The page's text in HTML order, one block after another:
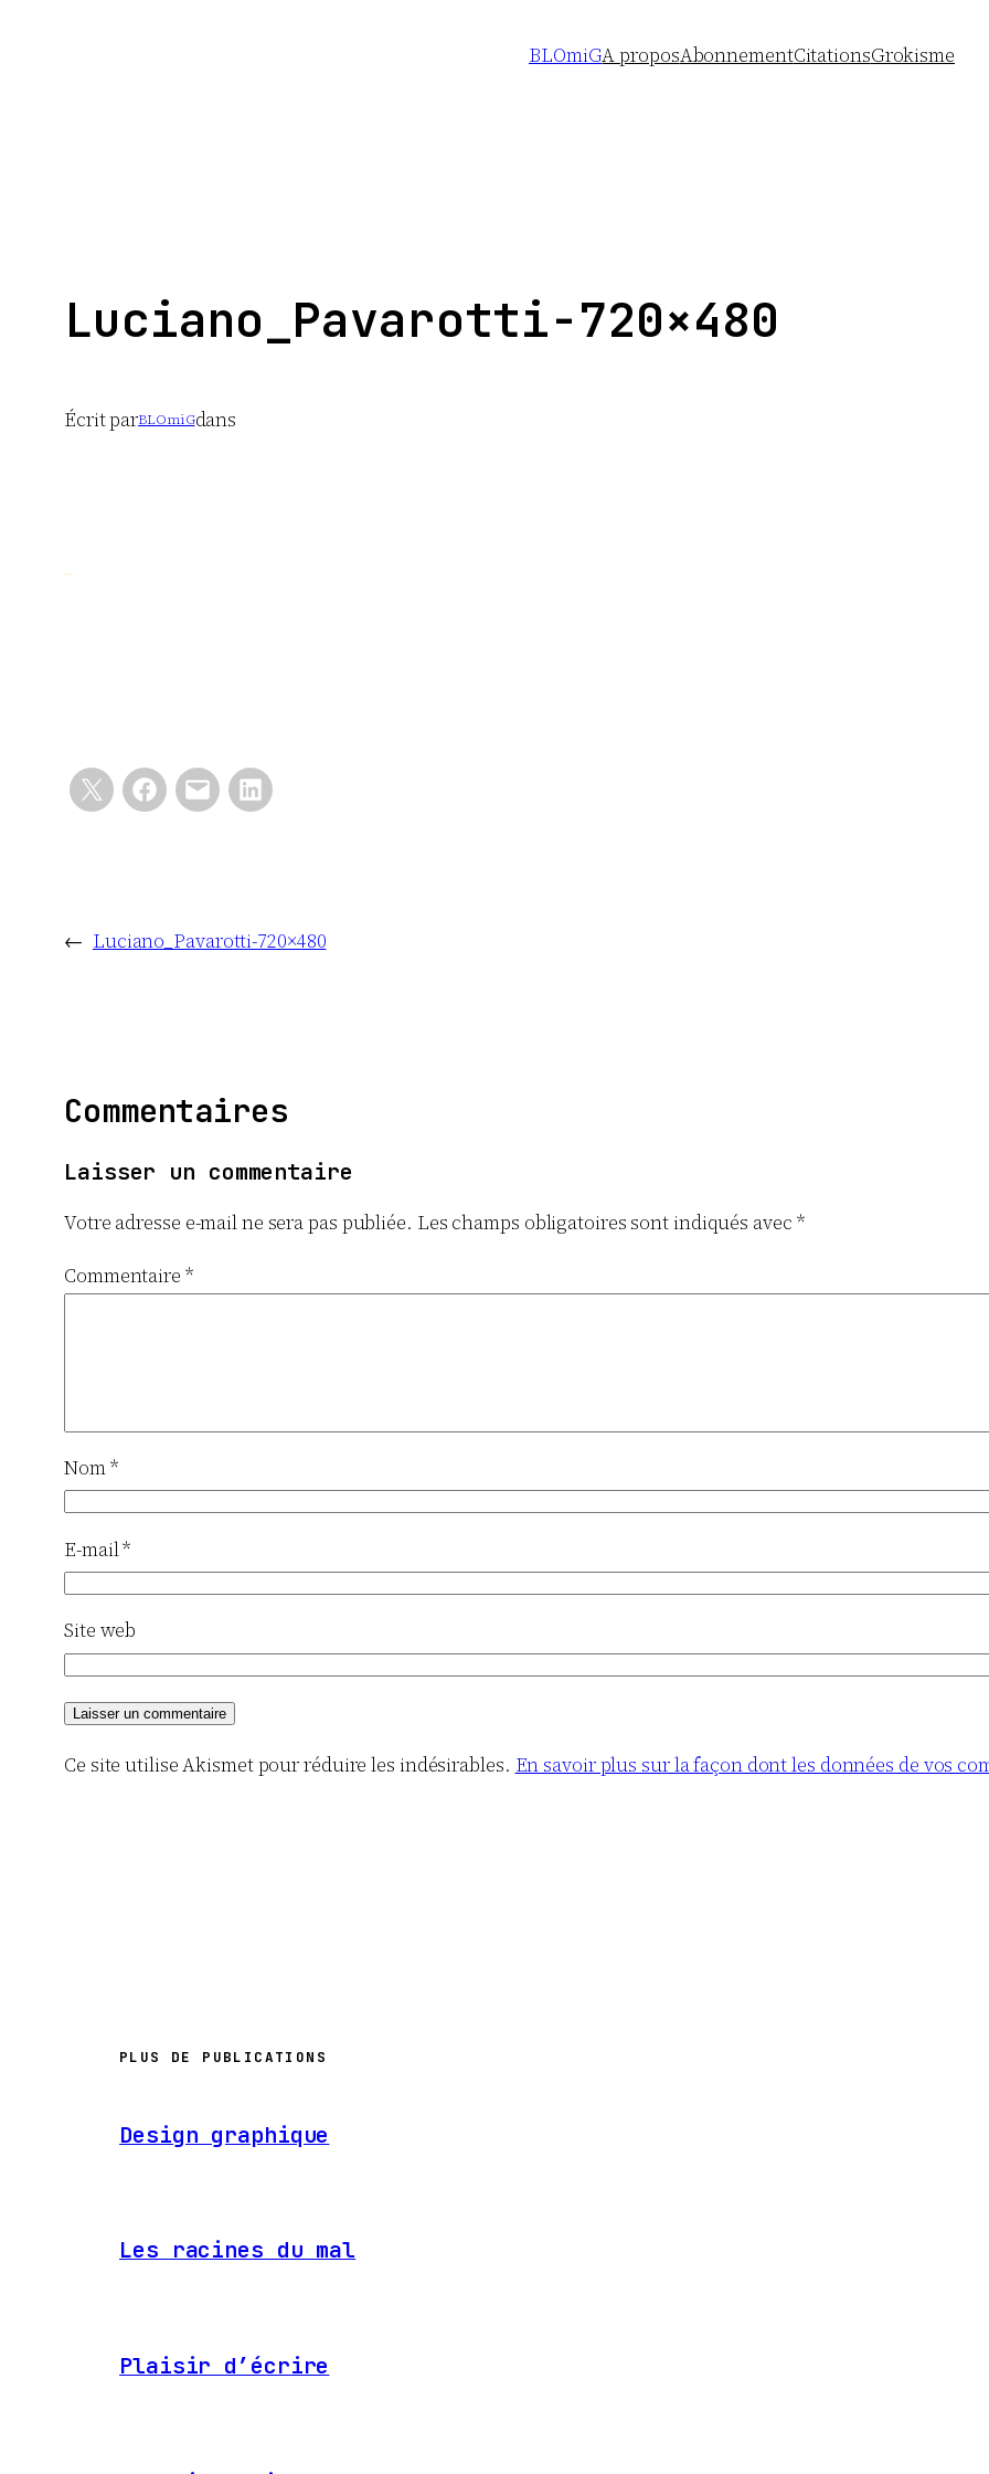
BLOmiGA proposAbonnementCitationsGrokisme
Luciano_Pavarotti-720×480
Écrit parBLOmiGdans
← Luciano_Pavarotti-720×480
Commentaires
Laisser un commentaire
Votre adresse e-mail ne sera pas publiée. Les champs obligatoires sont indiqués avec *
Commentaire *
Nom*
E-mail*
Site web
Ce site utilise Akismet pour réduire les indésirables. En savoir plus sur la façon dont les données de vos
PLUS DE PUBLICATIONS
Design graphique
Les racines du mal
Plaisir d’écrire